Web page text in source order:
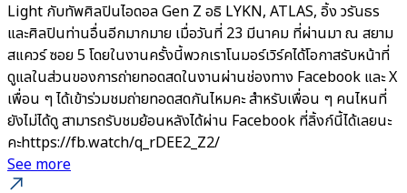
Light กับทัพศิลปินไอดอล Gen Z อธิ LYKN, ATLAS, อิ้ง วรันธร
และศิลปินท่านอื่นอีกมากมาย เมื่อวันที่ 23 มีนาคม ที่ผ่านมา ณ สยาม
สแควร์ ซอย 5 โดยในงานครั้งนี้พวกเราโนมอร์เวิร์คได้โอกาสรับหน้าที่
ดูแลในส่วนของการถ่ายทอดสดในงานผ่านช่องทาง Facebook และ X
เพื่อน ๆ ได้เข้าร่วมชมถ่ายทอดสดกันไหมคะ สำหรับเพื่อน ๆ คนไหนที่
ยังไม่ได้ดู สามารถรับชมย้อนหลังได้ผ่าน Facebook ที่ลิ้งก์นี้ได้เลยนะ
คะhttps://fb.watch/q_rDEE2_Z2/
See more